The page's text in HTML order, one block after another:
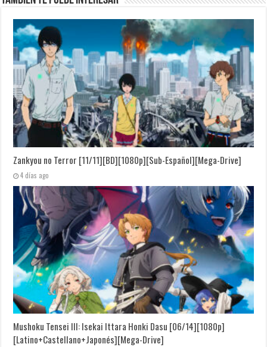
Zankyou no Terror [11/11][BD][1080p][Sub-Español][Mega-Drive]
4 días ago
Mushoku Tensei III: Isekai Ittara Honki Dasu [06/14][1080p]
[Latino+Castellano+Japonés][Mega-Drive]